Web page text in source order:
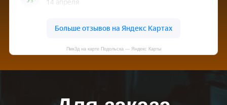
Пмк3д на карте Подольска — Яндекс Карты